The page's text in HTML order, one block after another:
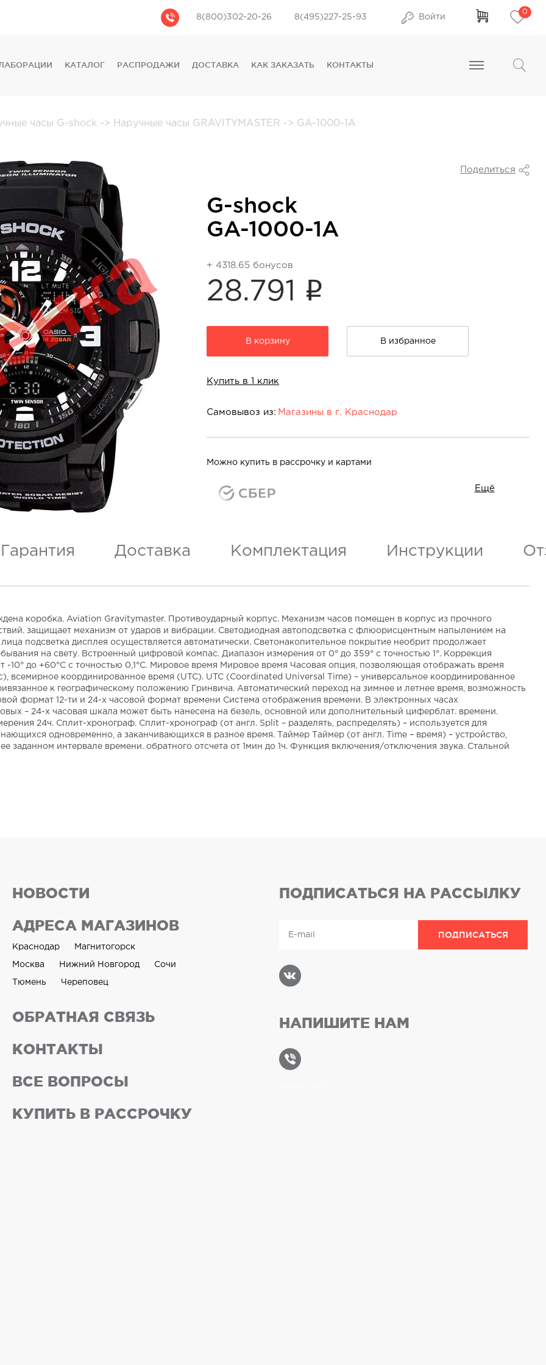
8(800)302-20-26 8(495)227-25-93 Войти
0
КАТАЛОГ
FOSSIL
DKNY
PHILIPP PLEIN
РАСПРОДАЖИ ДОСТАВКА КАК ЗАКАЗАТЬ КОНТАКТЫ
часы G-shock -> Наручные часы GRAVITYMASTER -> GA-1000-1A
Поделиться
G-shock
GA-1000-1A
+ 4318.65 бонусов
28.791 i
В корзину В избранное
Купить в 1 клик
Самовывоз из: Магазины в г. Краснодар
Магазины в г. Краснодар:
т/ц "Красная площадь" ул. Дзержинского, 100
Можно купить в рассрочку и картами
Ещё
Гарантия Доставка Комплектация Инструкции
коробка. Aviation Gravitymaster. Противоударный корпус. Механизм часов помещен в корпус из прочного
защищает механизм от ударов и вибрации. Светодиодная автоподсветка с флюорисцентным напылением на
подсветка дисплея осуществляется автоматически. Светонакопительное покрытие необрит продолжает
на свету. Встроенный цифровой компас. Диапазон измерения от 0° до 359° с точностью 1°. Коррекция
-10° до +60°С с точностью 0,1°C. Мировое время Мировое время Часовая опция, позволяющая отображать время
всемирное координированное время (UTC). UTC (Coordinated Universal Time) – универсальное координированное
к географическому положению Гринвича. Автоматический переход на зимнее и летнее время, возможность
формат 12-ти и 24-х часовой формат времени Система отображения времени. В электронных часах
– 24-х часовая шкала может быть нанесена на безель, основной или дополнительный циферблат. времени.
24ч. Сплит-хронограф. Сплит-хронограф (от англ. Split – разделять, распределять) – используется для
одновременно, а заканчивающихся в разное время. Таймер Таймер (от англ. Time – время) – устройство,
заданном интервале времени. обратного отсчета от 1мин до 1ч. Функция включения/отключения звука. Стальной
НОВОСТИ
АДРЕСА МАГАЗИНОВ
Краснодар Магнитогорск
Москва Нижний Новгород Сочи
Тюмень Череповец
ОБРАТНАЯ СВЯЗЬ
КОНТАКТЫ
ВСЕ ВОПРОСЫ
КУПИТЬ В РАССРОЧКУ
ПОДПИСАТЬСЯ НА РАССЫЛКУ
НАПИШИТЕ НАМ